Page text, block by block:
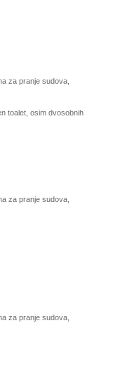
za pranje sudova,
toalet, osim dvosobnih
za pranje sudova,
za pranje sudova,